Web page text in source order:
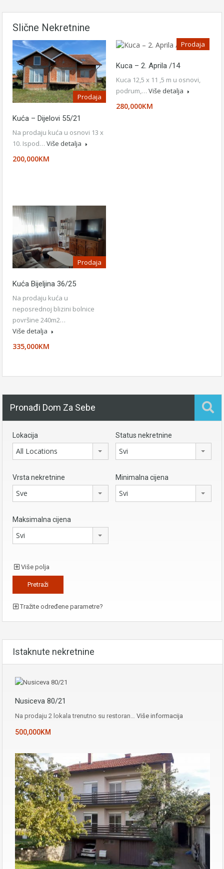
Slične Nekretnine
Prodaja
Kuća – Dijelovi 55/21
Na prodaju kuća u osnovi 13 x
10. Ispod… Više detalja
200,000KM
Prodaja
Kuca – 2. Aprila /14
Kuca 12,5 x 11 ,5 m u osnovi,
podrum,… Više detalja
280,000KM
Prodaja
Kuća Bijeljina 36/25
Na prodaju kuća u
neposrednoj blizini bolnice
površine 240m2…
Više detalja
335,000KM
Pronađi Dom Za Sebe
Lokacija
All Locations
Status nekretnine
Svi
Vrsta nekretnine
Sve
Minimalna cijena
Svi
Maksimalna cijena
Svi
Više polja
Tražite određene parametre?
Istaknute nekretnine
Nusiceva 80/21
Na prodaju 2 lokala trenutno su restoran… Više informacija
500,000KM